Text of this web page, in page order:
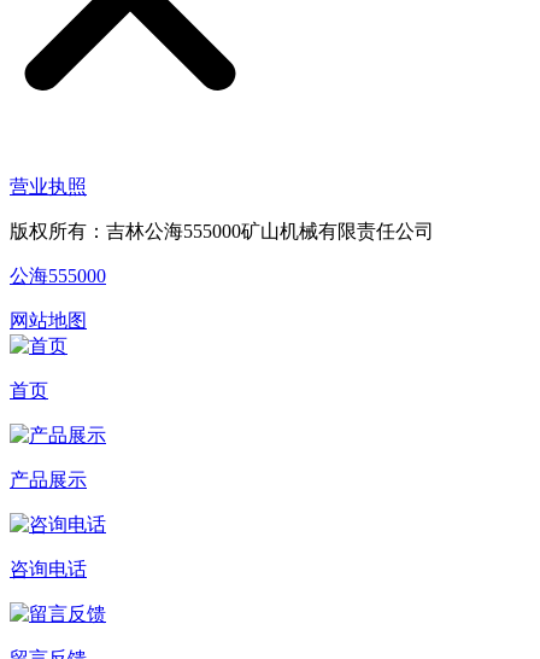
营业执照
版权所有：吉林公海555000矿山机械有限责任公司
公海555000
网站地图
首页
产品展示
咨询电话